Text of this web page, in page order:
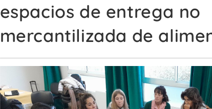
espacios de entrega no
mercantilizada de